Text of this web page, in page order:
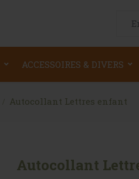
ACCESSOIRES & DIVERS
Autocollant Lettres enfant
Autocollant